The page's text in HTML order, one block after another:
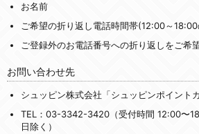
お名前
ご希望の折り返し電話時間帯(12:00～
ご登録外のお電話番号への折り返しをご希
お問い合わせ先
シュッピン株式会社「シュッピンポイント
TEL：03-3342-3420（受付時間 12:00〜
日除く）